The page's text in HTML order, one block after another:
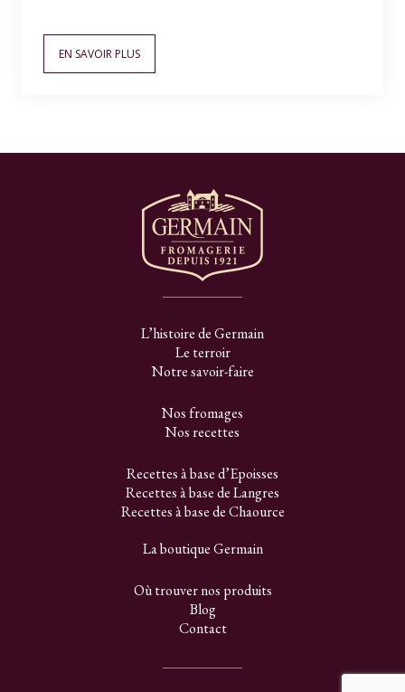
EN SAVOIR PLUS
L’histoire de Germain
Le terroir
Notre savoir-faire
Nos fromages
Nos recettes
Recettes à base d’Epoisses
Recettes à base de Langres
Recettes à base de Chaource
La boutique Germain
Où trouver nos produits
Blog
Contact